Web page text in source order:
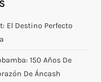
El Destino Perfecto
150 Años De
De Áncash